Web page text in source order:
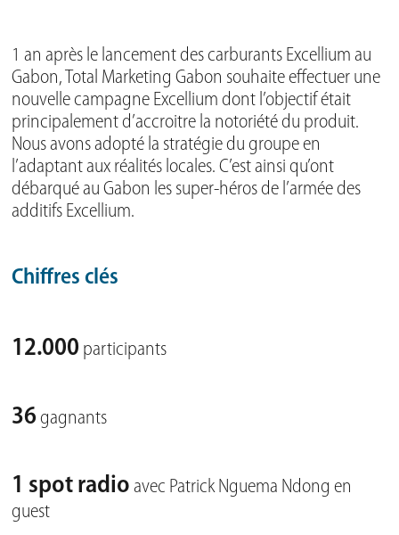
1 an après le lancement des carburants Excellium au
Gabon, Total Marketing Gabon souhaite effectuer une
nouvelle campagne Excellium dont l’objectif était
principalement d’accroitre la notoriété du produit.
Nous avons adopté la stratégie du groupe en
l’adaptant aux réalités locales. C’est ainsi qu’ont
débarqué au Gabon les super-héros de l’armée des
additifs Excellium.
Chiffres clés
12.000 participants
36gagnants
1 spot radio avec Patrick Nguema Ndong en
guest